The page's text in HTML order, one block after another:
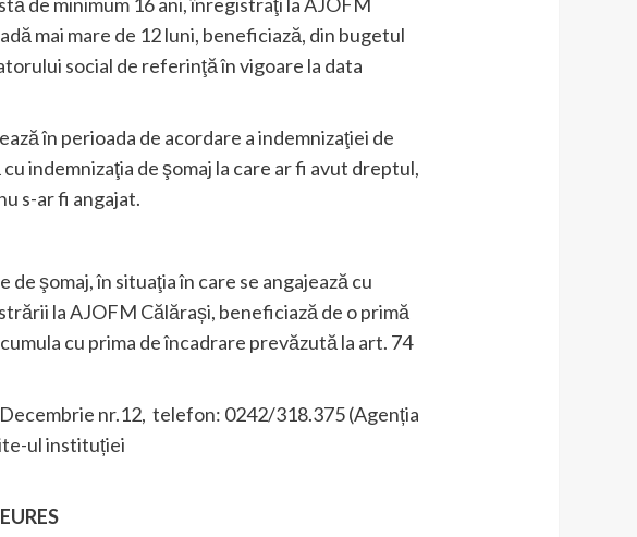
mai mare de 12 luni, beneficiază, din bugetul
social de referinţă în vigoare la data
în perioada de acordare a indemnizaţiei de
indemnizaţia de şomaj la care ar fi avut dreptul,
s-ar fi angajat.
şomaj, în situaţia în care se angajează cu
la AJOFM Călărași, beneficiază de o primă
cu prima de încadrare prevăzută la art. 74
nr.12, telefon: 0242/318.375 (Agenția
ul instituției